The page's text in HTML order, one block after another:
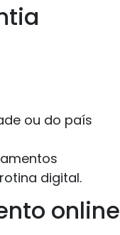
ou do país
digital.
online